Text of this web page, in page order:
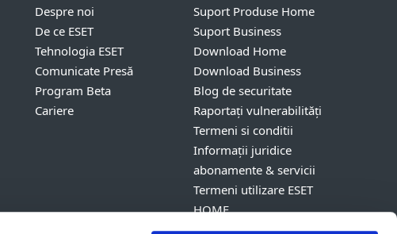
Despre noi
De ce ESET
Tehnologia ESET
Comunicate Presă
Program Beta
Cariere
Suport Produse Home
Suport Business
Download Home
Download Business
Blog de securitate
Raportați vulnerabilități
Termeni si conditii
Informații juridice
abonamente & servicii
Termeni utilizare ESET
HOME